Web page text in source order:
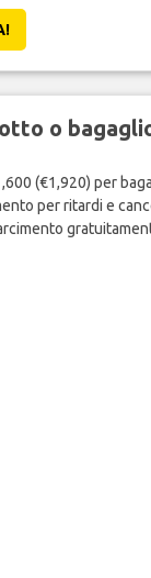
o
(€1,920) per
per ritardi e